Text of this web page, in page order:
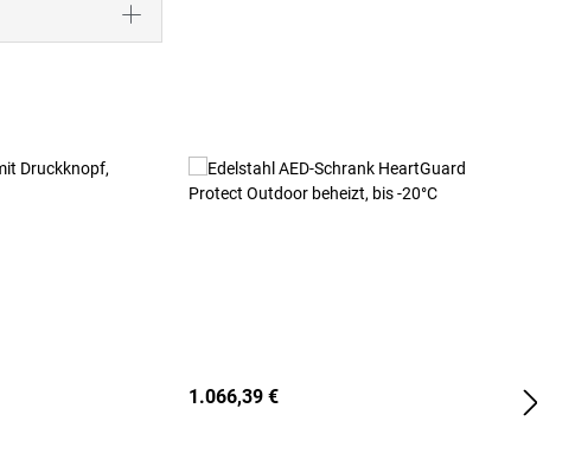
1.066,39 €